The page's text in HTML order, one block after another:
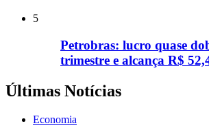
5
Petrobras: lucro quase
trimestre e alcança R$
Últimas Notícias
Economia